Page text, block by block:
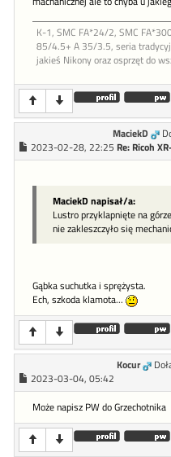
K-1, SMC FA*24/2, SMC
85/4.5+ A 35/3.5, seria
jakieś Nikony oraz osprzęt do
MaciekD
2023-02-28, 22:25 Re: Ricoh
MaciekD napisał/a:
Lustro przyklapnięte na
nie zakleszczyło się
Gąbka suchutka i sprężysta.
Ech, szkoda klamota...
Kocur
2023-03-04, 05:42
Może napisz PW do Grzechotnika